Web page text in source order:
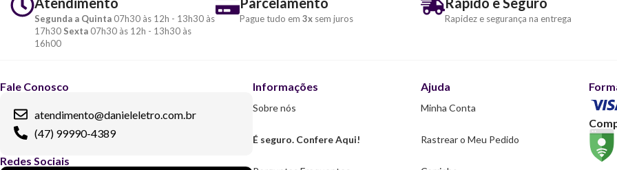
Segunda a Quinta 07h30 às 12h - 13h30 às
17h30 Sexta 07h30 às 12h - 13h30 às
16h00
Pague tudo em 3x sem juros Rapidez e segurança na entrega
Fale Conosco
atendimento@danieleletro.com.br
(47) 99990-4389
Redes Sociais
Informações
Sobre nós
É seguro. Confere Aqui!
Ajuda
Minha Conta
Rastrear o Meu Pedido